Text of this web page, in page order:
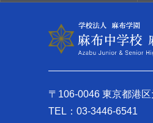
〒106-0046 東京都港
TEL：03-3446-6541